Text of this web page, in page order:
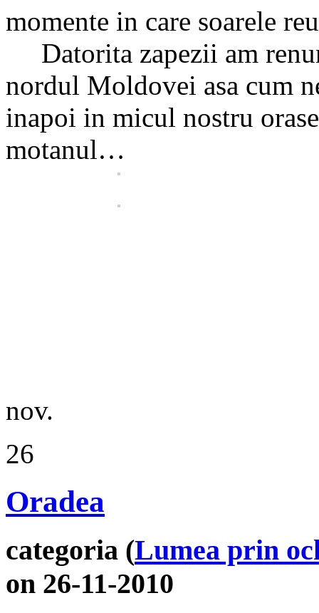
momente in care soarele
Datorita zapezii am
nordul Moldovei asa cum
inapoi in micul nostru
motanul…
nov.
26
Oradea
categoria (Lumea prin
on 26-11-2010